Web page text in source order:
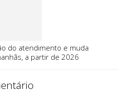
do atendimento e muda
a partir de 2026